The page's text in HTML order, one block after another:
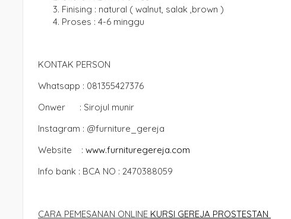
Finising : natural ( walnut, salak ,brown )
Proses : 4-6 minggu
KONTAK PERSON
Whatsapp : 081355427376
Onwer : Sirojul munir
Instagram : @furniture_gereja
Website : www.furnituregereja.com
Info bank : BCA NO : 2470388059
CARA PEMESANAN ONLINE KURSI GEREJA PROSTESTAN